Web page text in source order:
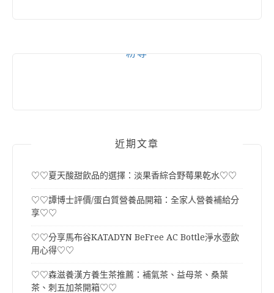
粉專
近期文章
♡♡夏天酸甜飲品的選擇：淡果香綜合野莓果乾水♡♡
♡♡譚博士評價/蛋白質營養品開箱：全家人營養補給分
享♡♡
♡♡分享馬布谷KATADYN BeFree AC Bottle淨水壺飲
用心得♡♡
♡♡森滋養漢方養生茶推薦：補氣茶、益母茶、桑葉
茶、刺五加茶開箱♡♡